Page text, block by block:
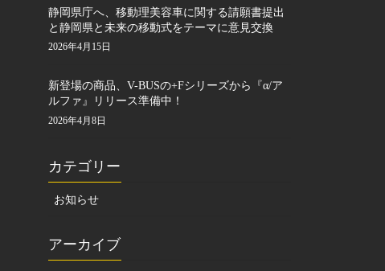
静岡県庁へ、移動理美容車に関する請願書提出
と静岡県と未来の移動式をテーマに意見交換
2026年4月15日
新登場の商品、V-BUSの+Fシリーズから『α/ア
ルファ』リリース準備中！
2026年4月8日
カテゴリー
お知らせ
アーカイブ